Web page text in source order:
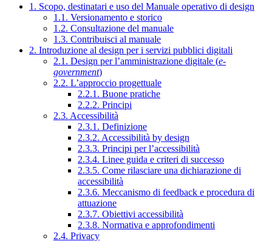
1. Scopo, destinatari e uso del Manuale operativo di design
1.1. Versionamento e storico
1.2. Consultazione del manuale
1.3. Contribuisci al manuale
2. Introduzione al design per i servizi pubblici digitali
2.1. Design per l’amministrazione digitale (e-
government)
2.2. L’approccio progettuale
2.2.1. Buone pratiche
2.2.2. Principi
2.3. Accessibilità
2.3.1. Definizione
2.3.2. Accessibilità by design
2.3.3. Principi per l’accessibilità
2.3.4. Linee guida e criteri di successo
2.3.5. Come rilasciare una dichiarazione di
accessibilità
2.3.6. Meccanismo di feedback e procedura di
attuazione
2.3.7. Obiettivi accessibilità
2.3.8. Normativa e approfondimenti
2.4. Privacy